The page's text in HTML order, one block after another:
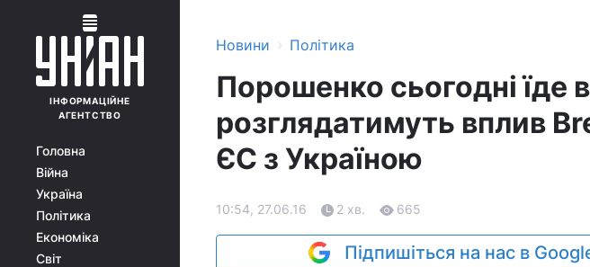
ІНФОРМАЦІЙНЕ
АГЕНТСТВО
Головна
Війна
Україна
Політика
Економіка
Світ
Новини › Політика
Порошенко сьогодні їде
розглядатимуть вплив
ЄС з Україною
10:54, 27.06.16 2 хв. 665
Підпишіться на нас в